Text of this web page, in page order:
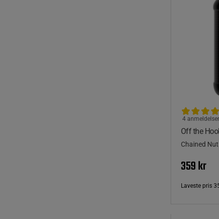
Off the
4 anmeldelser
Chained
359 kr
Laveste pris